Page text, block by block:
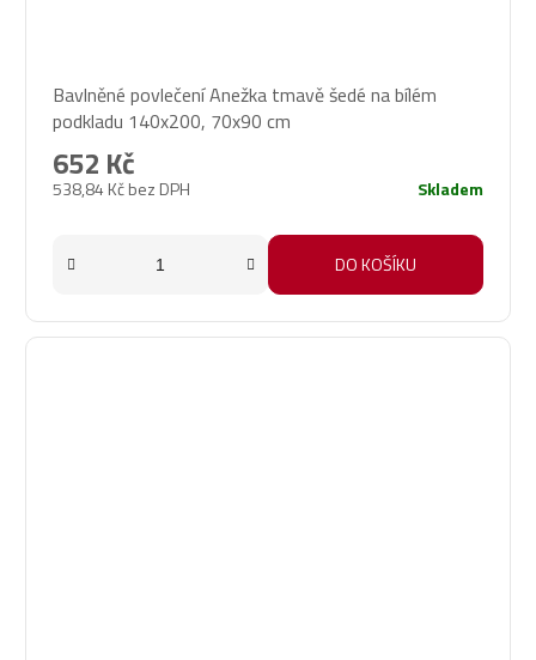
Bavlněné povlečení Anežka tmavě šedé na bílém
podkladu 140x200, 70x90 cm
538,84 Kč bez DPH
652 Kč
Skladem
DO KOŠÍKU